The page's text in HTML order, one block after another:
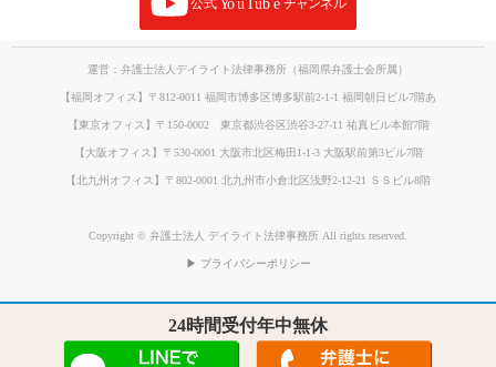
運営：弁護士法人デイライト法律事務所（福岡県弁護士会所属）
【福岡オフィス】〒812-0011 福岡市博多区博多駅前2-1-1 福岡朝日ビル7階あ
【東京オフィス】〒150-0002 東京都渋谷区渋谷3-27-11 祐真ビル本館7階
【大阪オフィス】〒530-0001 大阪市北区梅田1-1-3 大阪駅前第3ビル7階
【北九州オフィス】〒802-0001 北九州市小倉北区浅野2-12-21 ＳＳビル8階
Copyright © 弁護士法人 デイライト法律事務所 All rights reserved.
▶ プライバシーポリシー
24時間受付年中無休